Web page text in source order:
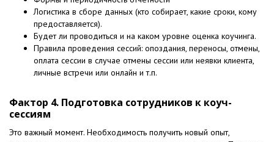
Логистика в сборе данных (кто собирает, какие сроки, кому
предоставляется).
Будет ли проводиться и на каком уровне оценка коучинга.
Правила проведения сессий: опоздания, переносы, отмены,
оплата сессии в случае отмены сессии или неявки клиента,
личные встречи или онлайн и т.п.
Фактор 4. Подготовка сотрудников к коуч-
сессиям
Это важный момент. Необходимость получить новый опыт,